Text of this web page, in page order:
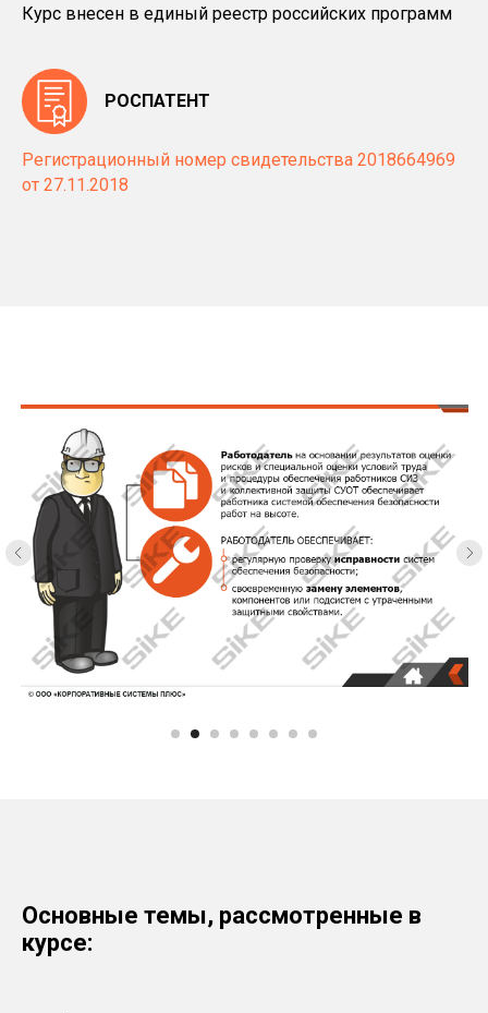
Курс внесен в единый реестр российских программ
РОСПАТЕНТ
Регистрационный номер свидетельства 2018664969
от 27.11.2018
Основные темы, рассмотренные в
курсе: